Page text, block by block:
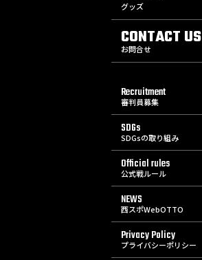
グッズ
CONTACT US
お問合せ
Recruitment
審判員募集
SDGs
SDGsの取り組み
Official rules
公式戦ルール
NEWS
西スポWebOTTO
Privacy Policy
プライバシーポリシー